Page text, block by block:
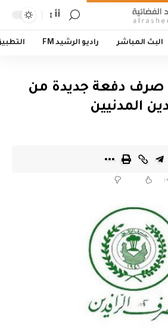
أأ
البث المباشر راديو الرشيد FM
صرف دفعة جديدة من
المدنيين